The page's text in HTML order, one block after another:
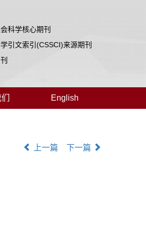
科学核心期刊
引文索引(CSSCI)来源期刊
English
上一篇 下一篇